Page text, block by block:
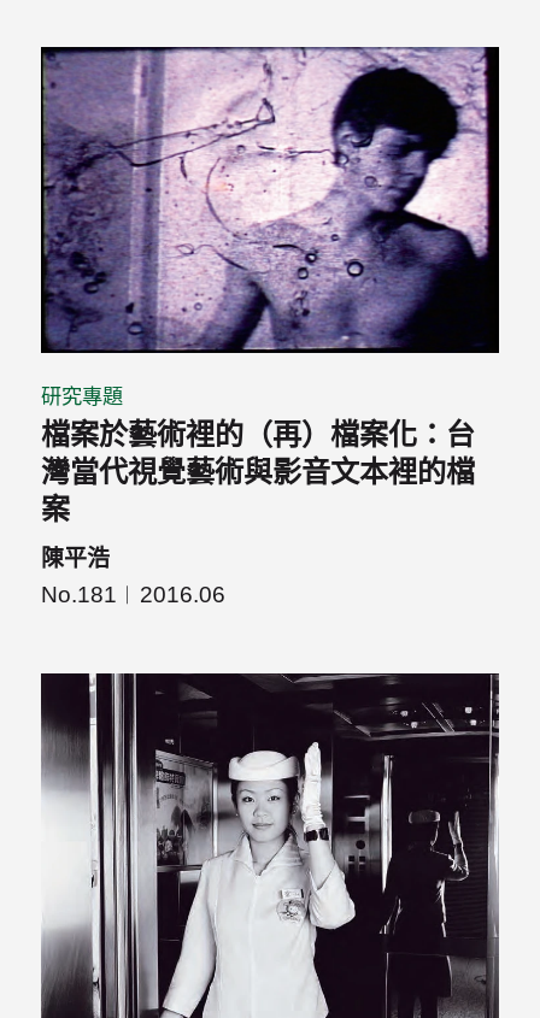
研究專題
檔案於藝術裡的（再）檔案化：台
灣當代視覺藝術與影音文本裡的檔
案
陳平浩
No.181
2016.06